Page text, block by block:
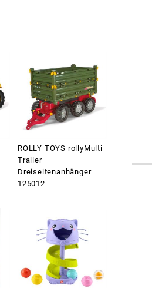
ROLLY TOYS rollyMulti
Trailer
Dreiseitenanhänger
125012